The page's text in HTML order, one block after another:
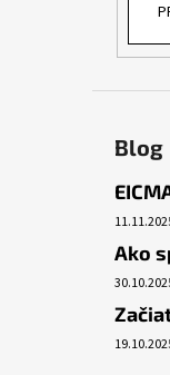
Blog
Ako